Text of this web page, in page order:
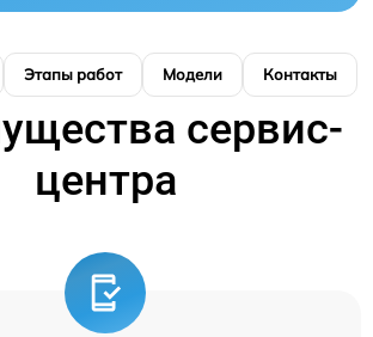
Этапы работ Модели Контакты
сервис-
центра